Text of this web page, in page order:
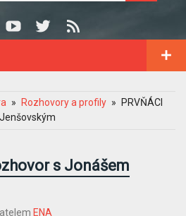
Rozhovory a profily
PRVŇÁCI
s Jonášem
ENA